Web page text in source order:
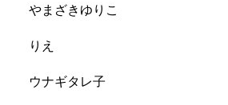
やまざきゆりこ
りえ
ウナギタレ子